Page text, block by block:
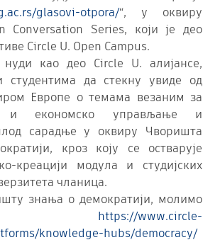
glasovi-otpora/“, у оквиру
Conversation Series, који је део
Circle U. Open Campus.
као део Circle U. алијансе,
студентима да стекну увиде од
Европе о темама везаним за
и економско управљање и
сарадње у оквиру Чворишта
кроз коју се остварује
креацији модула и студијских
чланица.
знања о демократији, молимо
https://www.circle-
knowledge-hubs/democracy/